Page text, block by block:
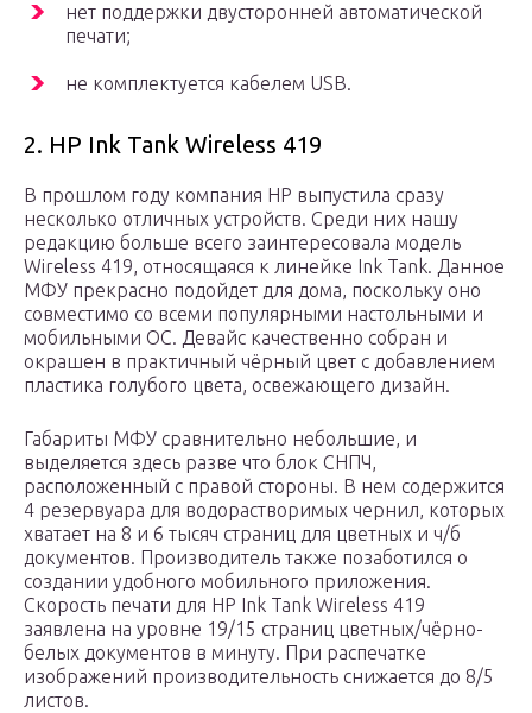
нет поддержки двусторонней автоматической
печати;
не комплектуется кабелем USB.
2. HP Ink Tank Wireless 419
В прошлом году компания HP выпустила сразу
несколько отличных устройств. Среди них нашу
редакцию больше всего заинтересовала модель
Wireless 419, относящаяся к линейке Ink Tank. Данное
МФУ прекрасно подойдет для дома, поскольку оно
совместимо со всеми популярными настольными и
мобильными ОС. Девайс качественно собран и
окрашен в практичный чёрный цвет с добавлением
пластика голубого цвета, освежающего дизайн.
Габариты МФУ сравнительно небольшие, и
выделяется здесь разве что блок СНПЧ,
расположенный с правой стороны. В нем содержится
4 резервуара для водорастворимых чернил, которых
хватает на 8 и 6 тысяч страниц для цветных и ч/б
документов. Производитель также позаботился о
создании удобного мобильного приложения.
Скорость печати для HP Ink Tank Wireless 419
заявлена на уровне 19/15 страниц цветных/чёрно-
белых документов в минуту. При распечатке
изображений производительность снижается до 8/5
листов.